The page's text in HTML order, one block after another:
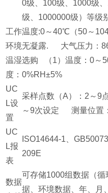
0级、100级、1000级
级、1000000级）等级
工作
环境
温度:0～40℃（50～
无凝露. 大气压力：
温湿
度：
选购 （1）温度：0
0%RH±5%
UC
L设
置
采样点数（A）：2～9
～9次设定 测量位置
UC
L报
表
ISO14644-1、
209E
数据
可存储1000组数据（
据、环境数据、年、月